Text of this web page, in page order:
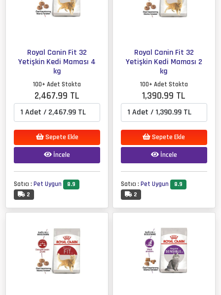
Royal Canin Fit 32
Yetişkin Kedi Maması 4
kg
100+ Adet Stokta
2,467.99 TL
Sepete Ekle
İncele
Satıcı :Pet Uygun
8.9
2
Royal Canin Fit 32
Yetişkin Kedi Maması 2
kg
100+ Adet Stokta
1,390.99 TL
Sepete Ekle
İncele
Satıcı : Pet Uygun
8.9
2